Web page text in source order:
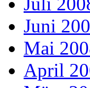
Juni
Mai
April